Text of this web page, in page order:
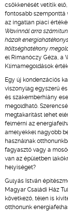
csökkenését vetítik
fontosabb szemponttá
az ingatlan piaci
Wavinnál arra
házak
költséghatékony
el Rimanóczy Géza, a
Klímamegoldások
Egy új kondenzációs
viszonylag egyszerű
és szakemberhiány
megoldható.
megtakarítást lehet
felmérni az
amelyekkel nagyobb
használnak
fagyasztó vagy a
van az épületben
helyiséget?
Gulyás István
Magyar Családi Ház
következő, télen is
otthonunk